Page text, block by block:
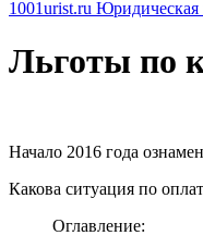
1001urist.ru
Льготы по
Начало 2016 года
Какова ситуация по
Оглавление: